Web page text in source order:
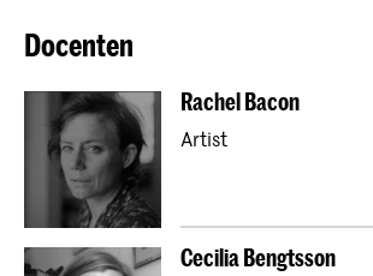
Docenten
Rachel Bacon
Artist
Cecilia Bengtsson